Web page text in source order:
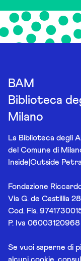
BAM
Biblioteca
Milano
La Biblioteca degli
del Comune di
Inside|Outside
Fondazione
Via G. de Castillia 28
Cod. Fis.
P. Iva 06003120968
Se vuoi saperne di